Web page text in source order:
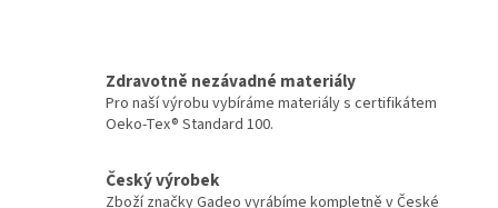
Zdravotně nezávadné materiály
Pro naší výrobu vybíráme materiály s certifikátem
Oeko-Tex® Standard 100.
Český výrobek
Zboží značky Gadeo vyrábíme kompletně v České